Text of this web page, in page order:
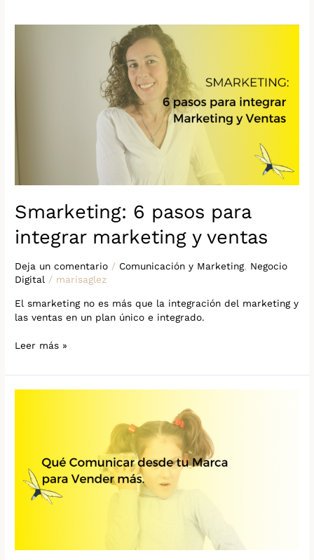
Smarketing: 6 pasos para
integrar marketing y ventas
Deja un comentario / Comunicación y Marketing, Negocio
Digital / marisaglez
El smarketing no es más que la integración del marketing y
las ventas en un plan único e integrado.
Leer más »
para
vender
más